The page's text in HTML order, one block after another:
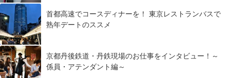
首都高速でコースディナーを！ 東京レストランバスで
熟年デートのススメ
京都丹後鉄道・丹鉄現場のお仕事をインタビュー！～
係員・アテンダント編～